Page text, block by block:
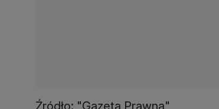
Źródło: "Gazeta Prawna"